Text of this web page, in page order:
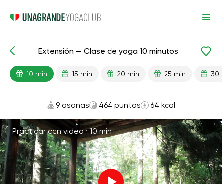
Lecciones preparadas Flexibilidad
Extensión — Clase de yoga 10 minutos
10 min 15 min 20 min 25 min 30
9 asanas 464 puntos 64 kcal
Practicar con video ·10 min